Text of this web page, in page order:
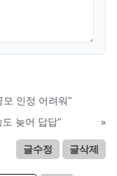
인정 어려워"
늦어 답답"
»
글수정 글삭제